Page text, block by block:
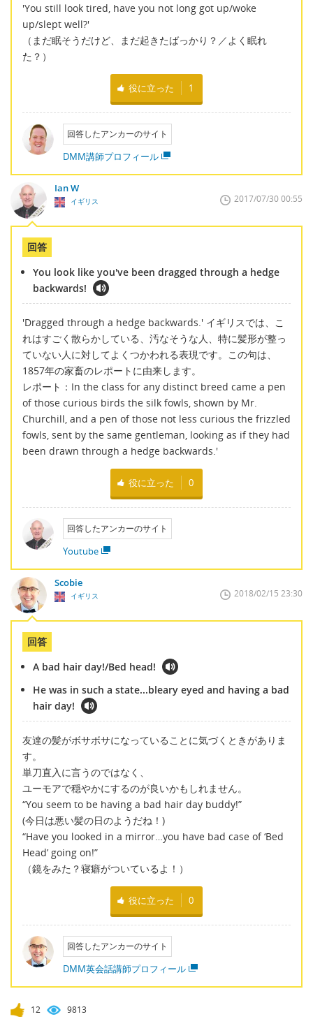
'You still look tired, have you not long got up/woke
up/slept well?'
（まだ眠そうだけど、まだ起きたばっかり？／よく眠れ
た？）
役に立った 1
回答したアンカーのサイト
DMM講師プロフィール
Ian W
イギリス 2017/07/30 00:55
回答
You look like you've been dragged through a hedge
backwards!
'Dragged through a hedge backwards.' イギリスでは、こ
れはすごく散らかしている、汚なそうな人、特に髪形が整っ
ていない人に対してよくつかわれる表現です。この句は、
1857年の家畜のレポートに由来します。
レポート：In the class for any distinct breed came a pen
of those curious birds the silk fowls, shown by Mr.
Churchill, and a pen of those not less curious the frizzled
fowls, sent by the same gentleman, looking as if they had
been drawn through a hedge backwards.'
役に立った 0
回答したアンカーのサイト
Youtube
Scobie
イギリス 2018/02/15 23:30
回答
A bad hair day!/Bed head!
He was in such a state...bleary eyed and having a bad
hair day!
友達の髪がボサボサになっていることに気づくときがありま
す。
単刀直入に言うのではなく、
ユーモアで穏やかにするのが良いかもしれません。
“You seem to be having a bad hair day buddy!”
(今日は悪い髪の日のようだね！)
“Have you looked in a mirror…you have bad case of ‘Bed
Head’ going on!”
（鏡をみた？寝癖がついているよ！）
役に立った 0
回答したアンカーのサイト
DMM英会話講師プロフィール
12 9813